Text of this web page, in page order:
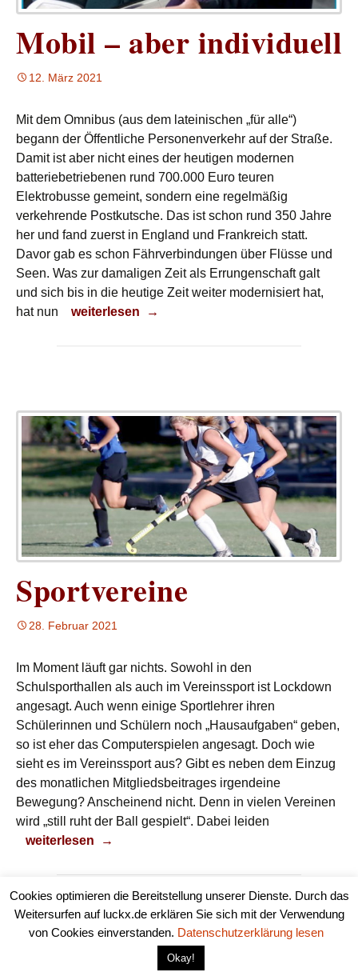
Mobil – aber individuell
12. März 2021
Mit dem Omnibus (aus dem lateinischen „für alle“)
begann der Öffentliche Personenverkehr auf der Straße.
Damit ist aber nicht eines der heutigen modernen
batteriebetriebenen rund 700.000 Euro teuren
Elektrobusse gemeint, sondern eine regelmäßig
verkehrende Postkutsche. Das ist schon rund 350 Jahre
her und fand zuerst in England und Frankreich statt.
Davor gab es schon Fährverbindungen über Flüsse und
Seen. Was zur damaligen Zeit als Errungenschaft galt
und sich bis in die heutige Zeit weiter modernisiert hat,
hat nun
Mobil – aber individuell
weiterlesen →
Sportvereine
28. Februar 2021
Im Moment läuft gar nichts. Sowohl in den
Schulsporthallen als auch im Vereinssport ist Lockdown
angesagt. Auch wenn einige Sportlehrer ihren
Schülerinnen und Schülern noch „Hausaufgaben“ geben,
so ist eher das Computerspielen angesagt. Doch wie
sieht es im Vereinssport aus? Gibt es neben dem Einzug
des monatlichen Mitgliedsbeitrages irgendeine
Bewegung? Anscheinend nicht. Denn in vielen Vereinen
wird „still ruht der Ball gespielt“. Dabei leiden
Sportvereine
weiterlesen →
Cookies optimieren die Bereitstellung unserer Dienste. Durch das
Weitersurfen auf luckx.de erklären Sie sich mit der Verwendung
von Cookies einverstanden. Datenschutzerklärung lesen
Okay!